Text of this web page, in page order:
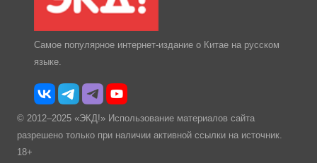
Самое популярное интернет-издание о Китае на русском
языке.
© 2012–2025 «ЭКД!» Использование материалов сайта
разрешено только при наличии активной ссылки на источник.
18+